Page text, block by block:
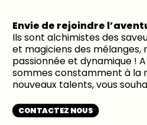
Envie de rejoindre
Ils sont alchimistes des
et magiciens des mélanges,
passionnée et dynamique !
sommes constamment à la
nouveaux talents, vous
CONTACTEZ NOUS